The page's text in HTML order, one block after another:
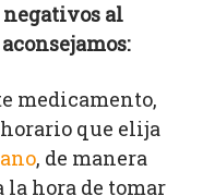
negativos al
medicamento,
que elija
, de manera
la hora de tomar